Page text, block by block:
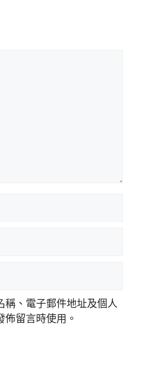
稱、電子郵件地址及個人
留言時使用。